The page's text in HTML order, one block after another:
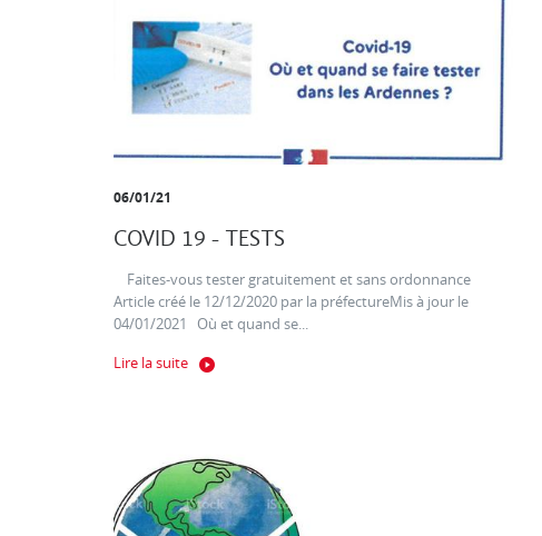
06/01/21
COVID 19 - TESTS
Faites-vous tester gratuitement et sans ordonnance
Article créé le 12/12/2020 par la préfectureMis à jour le
04/01/2021 Où et quand se...
Lire la suite